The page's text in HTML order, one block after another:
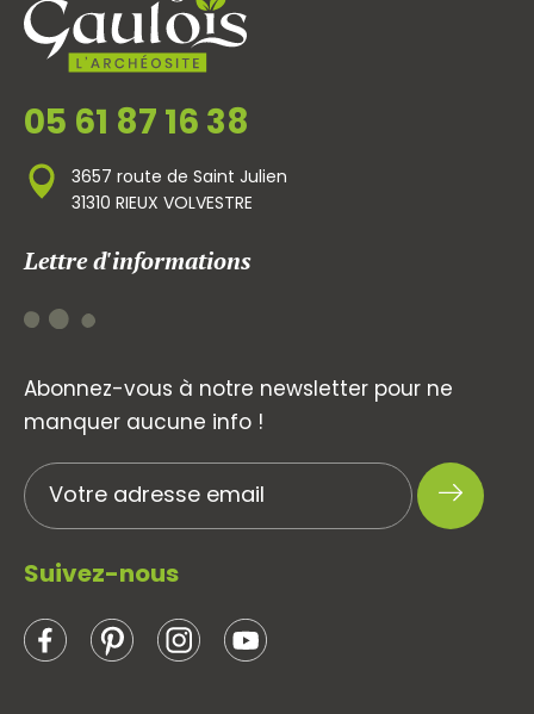
05 61 87 16 38
3657 route de Saint Julien
31310 RIEUX VOLVESTRE
Lettre d'informations
Abonnez-vous à notre newsletter pour ne
manquer aucune info !
Suivez-nous